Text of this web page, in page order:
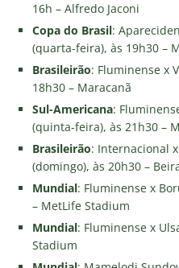
16h – Alfredo Jaconi
Copa do Brasil:
(quarta-feira), às 19h30 –
Brasileirão: Fluminense x
18h30 – Maracanã
Sul-Americana:
(quinta-feira), às 21h30 –
Brasileirão: Internacional
(domingo), às 20h30 –
Mundial: Fluminense x
– MetLife Stadium
Mundial: Fluminense x
Stadium